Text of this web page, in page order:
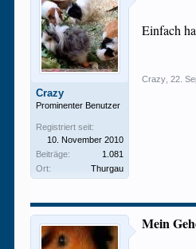
Crazy
Prominenter Benutzer
Registriert seit:
10. November 2010
Beiträge:
1.081
Ort:
Thurgau
Einfach
Crazy 22.
Mein